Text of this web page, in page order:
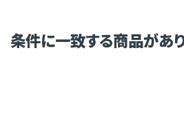
条件に一致する商品があ